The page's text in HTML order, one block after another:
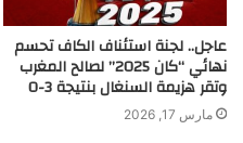
عاجل.. لجنة استئناف الكاف تحسم
نهائي “كان 2025” لصالح المغرب
وتقر هزيمة السنغال بنتيجة 3-0
مارس 17, 2026